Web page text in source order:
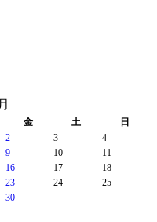
金 土
日
2 3
4
9 10
11
16 17
18
23 24
25
30